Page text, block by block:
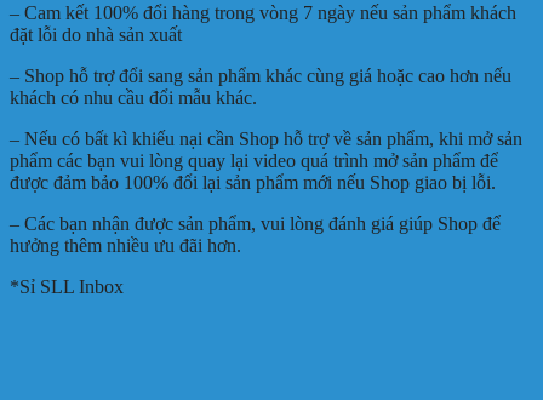
– Cam kết 100% đổi hàng trong vòng 7 ngày nếu sản phẩm khách
đặt lỗi do nhà sản xuất
– Shop hỗ trợ đổi sang sản phẩm khác cùng giá hoặc cao hơn nếu
khách có nhu cầu đổi mẫu khác.
– Nếu có bất kì khiếu nại cần Shop hỗ trợ về sản phẩm, khi mở sản
phẩm các bạn vui lòng quay lại video quá trình mở sản phẩm để
được đảm bảo 100% đổi lại sản phẩm mới nếu Shop giao bị lỗi.
– Các bạn nhận được sản phẩm, vui lòng đánh giá giúp Shop để
hưởng thêm nhiều ưu đãi hơn.
*Sỉ SLL Inbox